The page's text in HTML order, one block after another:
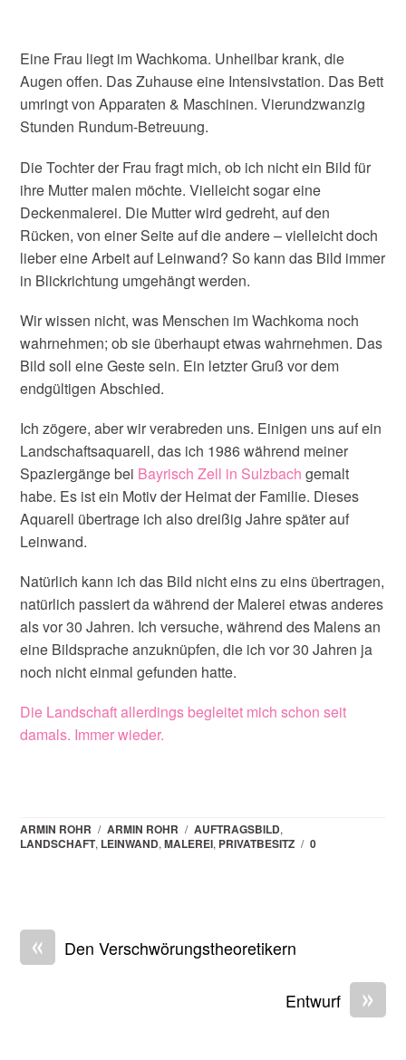
Eine Frau liegt im Wachkoma. Unheilbar krank, die
Augen offen. Das Zuhause eine Intensivstation. Das Bett
umringt von Apparaten & Maschinen. Vierundzwanzig
Stunden Rundum-Betreuung.
Die Tochter der Frau fragt mich, ob ich nicht ein Bild für
ihre Mutter malen möchte. Vielleicht sogar eine
Deckenmalerei. Die Mutter wird gedreht, auf den
Rücken, von einer Seite auf die andere – vielleicht doch
lieber eine Arbeit auf Leinwand? So kann das Bild immer
in Blickrichtung umgehängt werden.
Wir wissen nicht, was Menschen im Wachkoma noch
wahrnehmen; ob sie überhaupt etwas wahrnehmen. Das
Bild soll eine Geste sein. Ein letzter Gruß vor dem
endgültigen Abschied.
Ich zögere, aber wir verabreden uns. Einigen uns auf ein
Landschaftsaquarell, das ich 1986 während meiner
Spaziergänge bei Bayrisch Zell in Sulzbach gemalt
habe. Es ist ein Motiv der Heimat der Familie. Dieses
Aquarell übertrage ich also dreißig Jahre später auf
Leinwand.
Natürlich kann ich das Bild nicht eins zu eins übertragen,
natürlich passiert da während der Malerei etwas anderes
als vor 30 Jahren. Ich versuche, während des Malens an
eine Bildsprache anzuknüpfen, die ich vor 30 Jahren ja
noch nicht einmal gefunden hatte.
Die Landschaft allerdings begleitet mich schon seit
damals. Immer wieder.
ARMIN ROHR / ARMIN ROHR / AUFTRAGSBILD,
LANDSCHAFT, LEINWAND,MALEREI, PRIVATBESITZ / 0
« Den Verschwörungstheoretikern
»
Entwurf